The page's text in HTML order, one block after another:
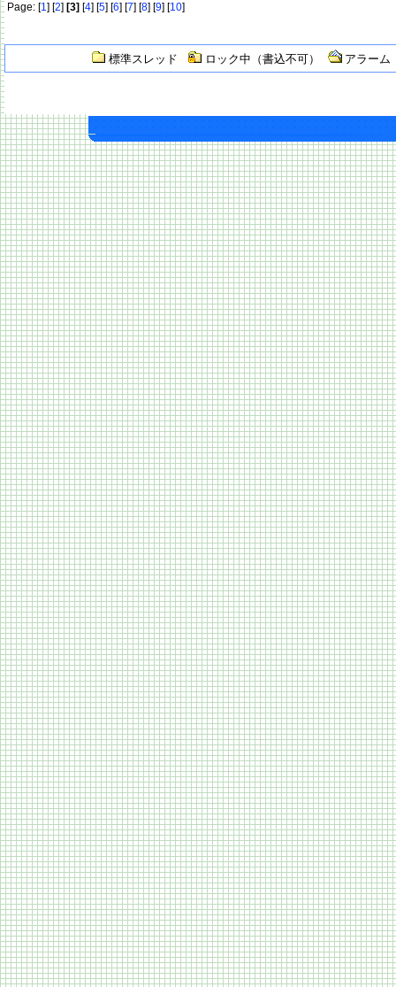
Page: [1] [2] [3] [4] [5] [6] [7] [8] [9] [10]
標準スレッド ロック中（書込不可） アラー